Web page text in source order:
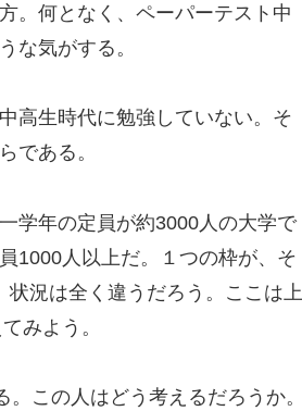
。何となく、ペーパーテスト中
な気がする。
高生時代に勉強していない。そ
である。
学年の定員が約3000人の大学で
1000人以上だ。１つの枠が、そ
況は全く違うだろう。ここは上
みよう。
この人はどう考えるだろうか。